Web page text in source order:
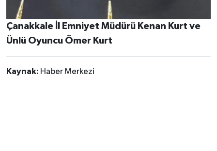
Çanakkale İl Emniyet Müdürü Kenan Kurt ve
Ünlü Oyuncu Ömer Kurt
Kaynak: Haber Merkezi